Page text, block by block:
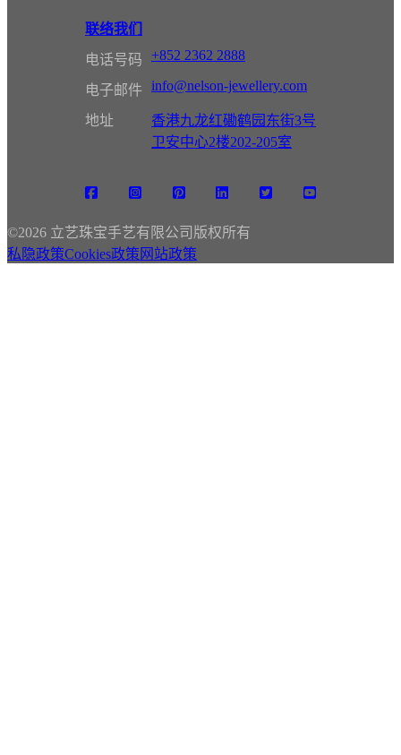
联络我们
电话号码
+852 2362 2888
电子邮件 info@nelson-jewellery.com
地址
香港九龙红磡鹤园东街3号
卫安中心2楼202-205室
©2026 立艺珠宝手艺有限公司版权所有
私隐政策Cookies政策 网站政策